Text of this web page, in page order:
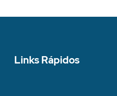
Links Rápidos